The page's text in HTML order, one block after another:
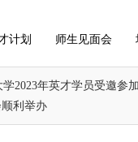
计划 师生见面会
2023年英才学员受邀参
顺利举办